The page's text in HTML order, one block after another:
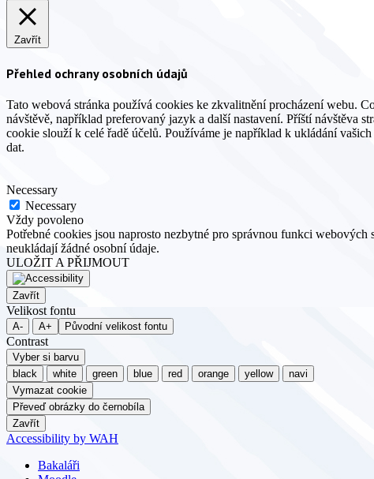
Zavřít
Přehled ochrany osobních údajů
Tato webová stránka používá cookies ke zkvalitnění procházení webu.
návštěvě, například preferovaný jazyk a další nastavení. Příští návštěva
cookie slouží k celé řadě účelů. Používáme je například k ukládání
dat.
Necessary
Necessary
Vždy povoleno
Potřebné cookies jsou naprosto nezbytné pro správnou funkci
neukládají žádné osobní údaje.
ULOŽIT A PŘIJMOUT
Zavřít
Velikost fontu
A- A+ Původní velikost fontu
Contrast
Vyber si barvu
black
white green blue red orange yellow
navi
Vymazat cookie
Převeď obrázky do černobíla
Zavřít
Accessibility by WAH
Bakaláři